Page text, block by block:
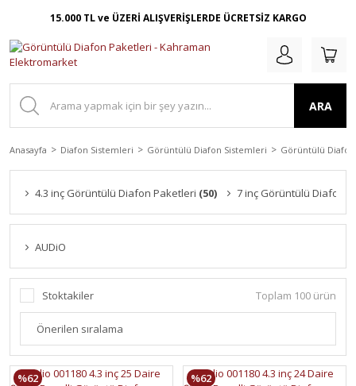
15.000 TL ve ÜZERİ ALIŞVERİŞLERDE ÜCRETSİZ KARGO
ARA
Anasayfa Diafon Sistemleri Görüntülü Diafon Sistemleri Görüntülü
4.3 inç Görüntülü Diafon Paketleri (50) 7 inç Görüntülü Diafon
AUDiO
Stoktakiler Toplam 100 ürün
%62 %62